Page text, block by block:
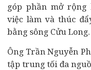
góp phần mở rộng
việc làm và thúc
bằng sông Cửu Long.
Ông Trần Nguyễn
tập trung tối đa